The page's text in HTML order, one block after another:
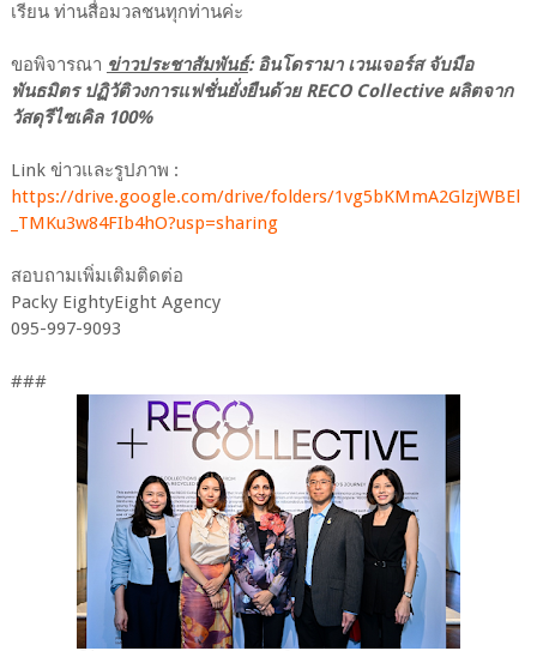
เรียน ท่านสื่อมวลชนทุกท่านค่ะ
ขอพิจารณา ข่าวประชาสัมพันธ์: อินโดรามา เวนเจอร์ส จับมือ
พันธมิตร ปฏิวัติวงการแฟชั่นยั่งยืนด้วย RECO Collective ผลิตจาก
วัสดุรีไซเคิล 100%
Link ข่าวและรูปภาพ :
https://drive.google.com/drive/folders/1vg5bKMmA2GlzjWBEl
_TMKu3w84FIb4hO?usp=sharing
สอบถามเพิ่มเติมติดต่อ
Packy EightyEight Agency
095-997-9093
###